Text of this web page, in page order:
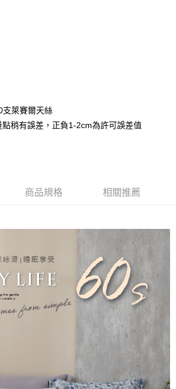
到商品之後才付款」的支付方式。 讓您購物簡單
帳流程】
14天內，點擊此簡訊中的連結，可透過四大超商／
方式進行付款，方視為交易完成。
當下不需立刻繳費，但若您需要取消訂單，請聯絡
家同意取消之訂單仍視為有效，需透過AFTEE先享
先享後付 」之結帳頁面顯示為準，若有關於
取消欲退款等相關疑問，請聯繫「AFTEE先享後付
support/home
圍內提供個人資料，並將交易相關給付款項請求債
公司。
，請瀏覽以下網址：
含以上)免運費
含以上)免運費
支萊賽爾天絲
稍有誤差，正負1-2cm為許可誤差值
商品規格 相關推薦